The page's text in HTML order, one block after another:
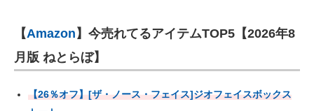
【Amazon 】今売れてるアイテムTOP5【2026年8
月版 ねとらぼ】
【26％オフ】[ザ・ノース・フェイス]ジオフェイスボックス